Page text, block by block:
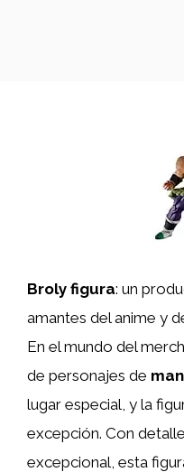
Broly figura: un
amantes del anime y
En el mundo del
de personajes de
lugar especial, y la
excepción. Con
excepcional, esta